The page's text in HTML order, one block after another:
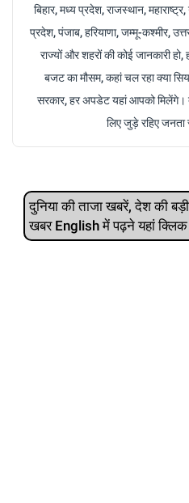
बिहार, मध्य प्रदेश, राजस्थान,
प्रदेश, पंजाब, हरियाणा, जम्मू-कश्मीर,
राज्यों और शहरों की कोई जानकारी
बजट का मौसम, कहां चल रहा क्या
सरकार, हर अपडेट यहां आपको
लिए जुड़े रहिए जनता
दुनिया की ताजा खबरें, देश की
खबर English में पढ़ने यहां